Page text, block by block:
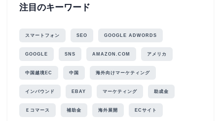
注目のキーワード
スマートフォン SEO GOOGLE ADWORDS
GOOGLE SNS AMAZON.COM アメリカ
中国越境EC 中国 海外向けマーケティング
インバウンド EBAY マーケティング 助成金
Ｅコマース 補助金 海外展開 ECサイト